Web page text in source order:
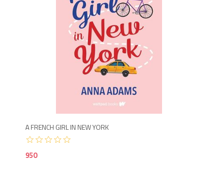
A FRENCH GIRL IN NEW YORK
950